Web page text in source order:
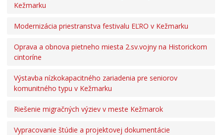
Kežmarku
Modernizácia priestranstva festivalu EĽRO v Kežmarku
Oprava a obnova pietneho miesta 2.sv.vojny na Historickom
cintoríne
Výstavba nízkokapacitného zariadenia pre seniorov
komunitného typu v Kežmarku
Riešenie migračných výziev v meste Kežmarok
Vypracovanie štúdie a projektovej dokumentácie